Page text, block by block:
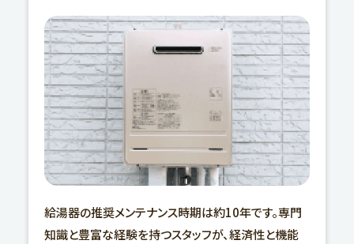
給湯器の推奨メンテナンス時期は約10年です。専門
知識と豊富な経験を持つスタッフが、経済性と機能